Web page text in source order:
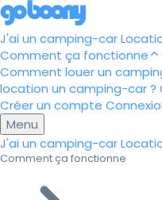
J'ai un camping-car
Comment ça fonctionne
Comment louer un
location un camping-car ?
Créer un compte
Menu
J'ai un camping-car
Comment ça fonctionne